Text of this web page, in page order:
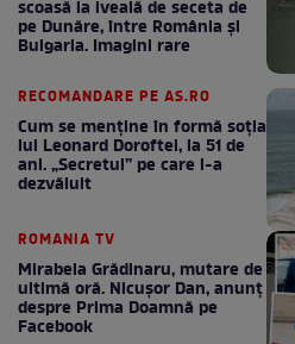
scoasă la iveală de seceta de
pe Dunăre, între România şi
Bulgaria. Imagini rare
RECOMANDARE PE AS.RO
Cum se menţine în formă soţia
lui Leonard Doroftei, la 51 de
ani. „Secretul” pe care l-a
dezvăluit
ROMANIA TV
Mirabela Grădinaru, mutare de
ultimă oră. Nicuşor Dan, anunţ
despre Prima Doamnă pe
Facebook